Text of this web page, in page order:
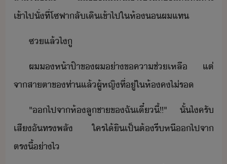
เข้าไป​ั่​ที่​โซฟา​ลั​เิ​เข้าไป​ใ​ห้​ผ​แท
ซ​แล้​ไ​ู
ผ​ห้าป​๊า​ข​ผ​่า​ขคาช่เหลื​ ​แต่​
จา​สาตา​ข​ท่า​แล้​ผู้หญิ​ที่ู่​ใ​ห้​ค​ไ่ร
"​​ไป​จา​ห้​ลูชา​ข​ฉั​เี๋ี้​!​!​"​ ​ ​ั้​ไ​ครั​
เสี​ั​ทรพลั​ ​ใคร​ไ้ิ​เป็​ต้​รี​หี​​ไป​จา​
ตรี้​่า​ไ